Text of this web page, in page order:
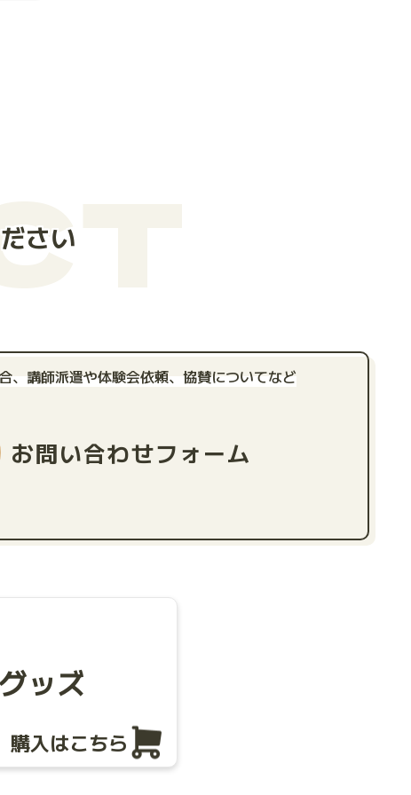
さい
、講師派遣や体験会依頼、協賛についてなど
お問い合わせフォーム
ッズ
購入はこちら